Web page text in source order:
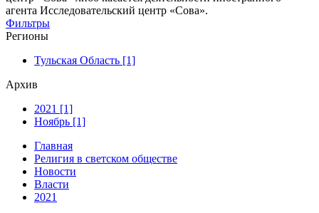
агента Исследовательский центр «Сова».
Фильтры
Регионы
Тульская Область [1]
Архив
2021 [1]
Ноябрь [1]
Главная
Религия в светском обществе
Новости
Власти
2021